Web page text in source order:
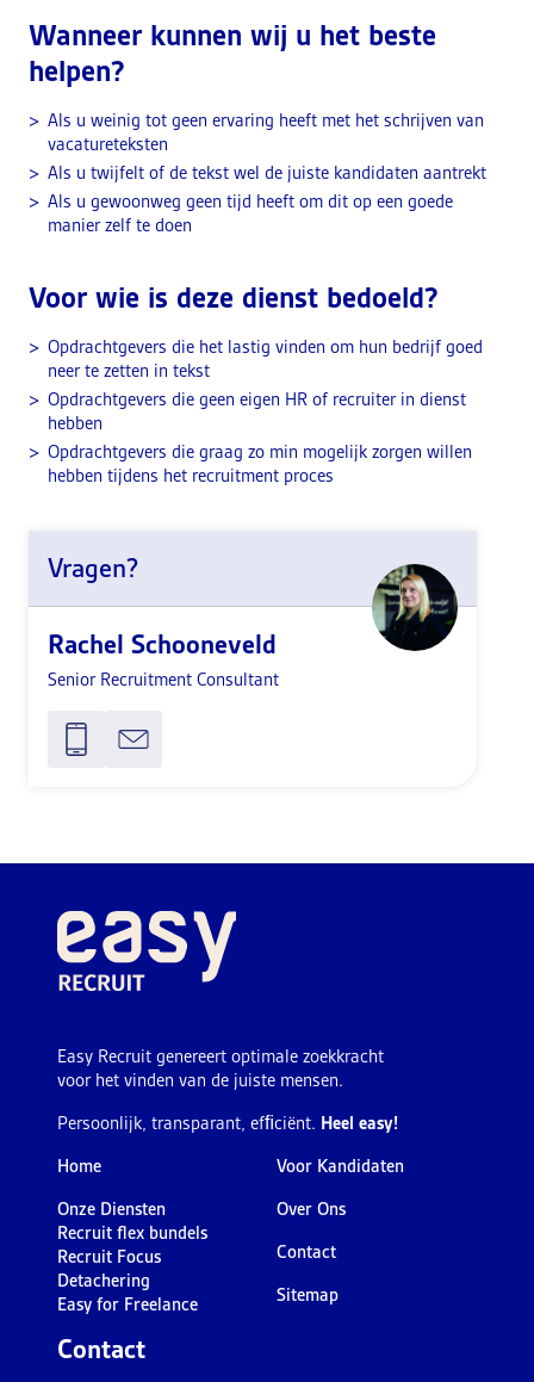
Wanneer kunnen wij u het beste
helpen?
Als u weinig tot geen ervaring heeft met het schrijven van
vacatureteksten
Als u twijfelt of de tekst wel de juiste kandidaten aantrekt
Als u gewoonweg geen tijd heeft om dit op een goede
manier zelf te doen
Voor wie is deze dienst bedoeld?
Opdrachtgevers die het lastig vinden om hun bedrijf goed
neer te zetten in tekst
Opdrachtgevers die geen eigen HR of recruiter in dienst
hebben
Opdrachtgevers die graag zo min mogelijk zorgen willen
hebben tijdens het recruitment proces
Vragen?
Rachel Schooneveld
Senior Recruitment Consultant
Easy Recruit genereert optimale zoekkracht
voor het vinden van de juiste mensen.
Persoonlijk, transparant, efﬁciënt. Heel easy!
Home
Onze Diensten
Recruit flex bundels
Recruit Focus
Detachering
Easy for Freelance
Voor Kandidaten
Over Ons
Contact
Sitemap
Contact